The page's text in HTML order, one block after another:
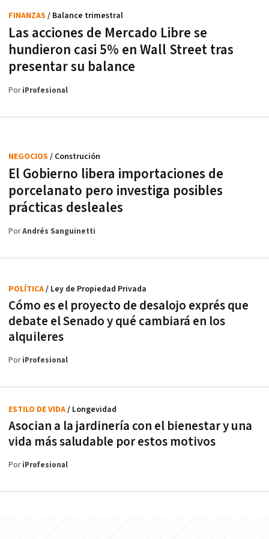
Las acciones de Mercado Libre se
hundieron casi 5% en Wall Street tras
presentar su balance
FINANZAS / Balance trimestral
PoriProfesional
El Gobierno libera importaciones de
porcelanato pero investiga posibles
prácticas desleales
NEGOCIOS / Construción
PorAndrés Sanguinetti
Cómo es el proyecto de desalojo exprés que
debate el Senado y qué cambiará en los
alquileres
POLÍTICA/ Ley de Propiedad Privada
PoriProfesional
Asocian a la jardinería con el bienestar y una
vida más saludable por estos motivos
ESTILO DE VIDA/ Longevidad
PoriProfesional